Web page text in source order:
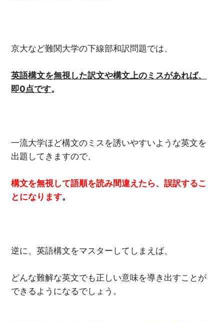
京大など難関大学の下線部和訳問題では、
英語構文を無視した訳文や構文上のミスがあれば、
即0点です。
一流大学ほど構文のミスを誘いやすいような英文を
出題してきますので、
構文を無視して語順を読み間違えたら、誤訳するこ
とになります。
逆に、英語構文をマスターしてしまえば、
どんな難解な英文でも正しい意味を導き出すことが
できるようになるでしょう。